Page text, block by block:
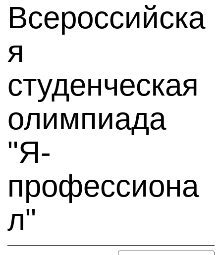
Всероссийска
я
студенческая
олимпиада
"Я-
профессиона
л"